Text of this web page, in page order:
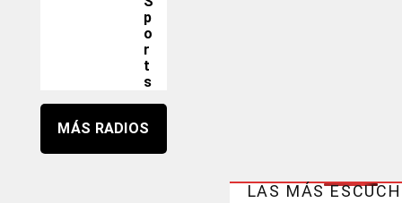
p
o
r
t
s
MÁS RADIOS
LAS MÁS